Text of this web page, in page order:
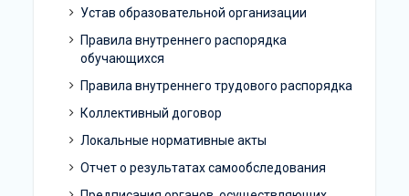
Устав образовательной организации
Правила внутреннего распорядка
обучающихся
Правила внутреннего трудового распорядка
Коллективный договор
Локальные нормативные акты
Отчет о результатах самообследования